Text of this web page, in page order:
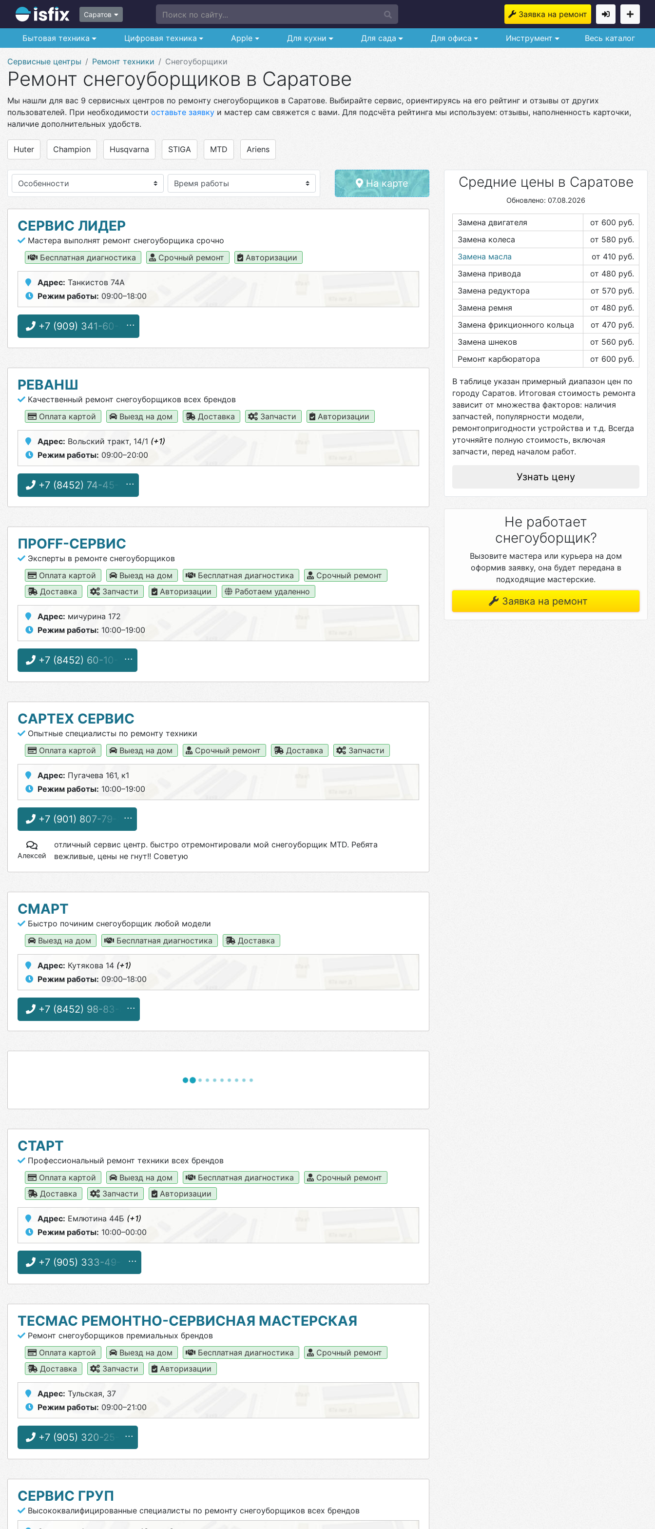
Саратов Поиск по сайту... Заявка на ремонт
Бытовая техника Цифровая техника Apple Для кухни Для сада Для офиса Инструмент Весь каталог
Сервисные центры Ремонт техники Снегоуборщики
Ремонт снегоуборщиков в Саратове
Мы нашли для вас 9 сервисных центров по ремонту снегоуборщиков в Саратове. Выбирайте сервис, ориентируясь на его рейтинг и отзывы от других
пользователей. При необходимости оставьте заявку и мастер сам свяжется с вами. Для подсчёта рейтинга мы используем: отзывы, наполненность карточки,
наличие дополнительных удобств.
Huter Champion Husqvarna STIGA MTD Ariens
Особенности На карте
СЕРВИС ЛИДЕР
Мастера выполнят ремонт снегоуборщика срочно
Бесплатная диагностика
Срочный ремонт Авторизации
Адрес: Танкистов 74А
Режим работы: 09:00–18:00
+7 (909) 341-60-83
РЕВАНШ
Качественный ремонт снегоуборщиков всех брендов
Оплата картой
Выезд на дом Доставка Запчасти Авторизации
Адрес: Вольский тракт, 14/1 (+1)
Режим работы: 09:00–20:00
+7 (8452) 74-45-66
ПРОFF-СЕРВИС
Эксперты в ремонте снегоуборщиков
Оплата картой
Выезд на дом Бесплатная диагностика
Срочный ремонт
Доставка
Запчасти Авторизации Работаем удаленно
Адрес: мичурина 172
Режим работы: 10:00–19:00
+7 (8452) 60-10-31
САРТЕХ СЕРВИС
Опытные специалисты по ремонту техники
Оплата картой
Выезд на дом Срочный ремонт Доставка Запчасти
Адрес: Пугачева 161, к1
Режим работы: 10:00–19:00
+7 (901) 807-79-88
Алексей
отличный сервис центр. быстро отремонтировали мой снегоуборщик MTD. Ребята
вежливые, цены не гнут!! Советую
СМАРТ
Быстро починим снегоуборщик любой модели
Выезд на дом
Бесплатная диагностика Доставка
Адрес: Кутякова 14 (+1)
Режим работы: 09:00–18:00
+7 (8452) 98-83-83
СТАРТ
Профессиональный ремонт техники всех брендов
Оплата картой
Выезд на дом Бесплатная диагностика
Срочный ремонт
Доставка
Запчасти Авторизации
Адрес: Емлютина 44Б (+1)
Режим работы: 10:00–00:00
+7 (905) 333-49-94
ТЕСМАС РЕМОНТНО-СЕРВИСНАЯ МАСТЕРСКАЯ
Ремонт снегоуборщиков премиальных брендов
Оплата картой
Выезд на дом Бесплатная диагностика
Срочный ремонт
Доставка
Запчасти Авторизации
Адрес: Тульская, 37
Режим работы: 09:00–21:00
+7 (905) 320-25-12
СЕРВИС ГРУП
Высококвалифицированные специалисты по ремонту снегоуборщиков всех брендов
Средние цены в Саратове
Обновлено: 07.08.2026
Замена двигателя от 600 руб.
Замена колеса
от 580 руб.
Замена масла
от 410 руб.
Замена привода
от 480 руб.
Замена редуктора
от 570 руб.
Замена ремня
от 480 руб.
Замена фрикционного кольца
от 470 руб.
Замена шнеков
от 560 руб.
Ремонт карбюратора
от 600 руб.
В таблице указан примерный диапазон цен по
городу Саратов. Итоговая стоимость ремонта
зависит от множества факторов: наличия
запчастей, популярности модели,
ремонтопригодности устройства и т.д. Всегда
уточняйте полную стоимость, включая
запчасти, перед началом работ.
Узнать цену
Не работает
снегоуборщик?
Вызовите мастера или курьера на дом
оформив заявку, она будет передана в
подходящие мастерские.
Заявка на ремонт